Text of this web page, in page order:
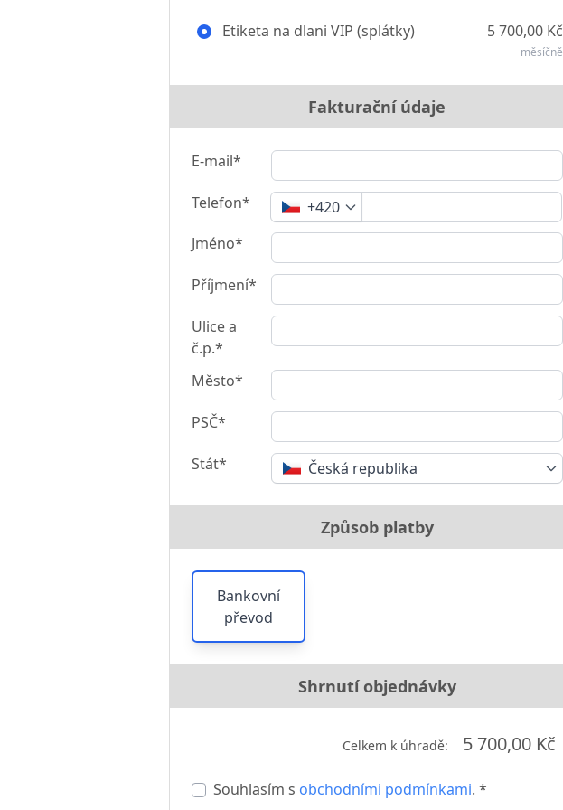
Etiketa na dlani VIP (splátky) 5 700,00 Kč
měsíčně
Fakturační údaje
E-mail*
Telefon*
+420
Jméno*
Příjmení*
Ulice a
č.p.*
Město*
PSČ*
Stát* Česká republika
Způsob platby
Bankovní
převod
Shrnutí objednávky
Celkem k úhradě: 5 700,00 Kč
Souhlasím s obchodními podmínkami. *